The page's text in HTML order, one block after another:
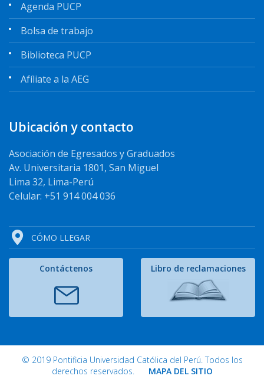
Agenda PUCP
Bolsa de trabajo
Biblioteca PUCP
Afíliate a la AEG
Ubicación y contacto
Asociación de Egresados y Graduados
Av. Universitaria 1801, San Miguel
Lima 32, Lima-Perú
Celular: +51 914 004 036
CÓMO LLEGAR
Contáctenos Libro de reclamaciones
© 2019 Pontificia Universidad Católica del Perú. Todos los
derechos reservados. MAPA DEL SITIO